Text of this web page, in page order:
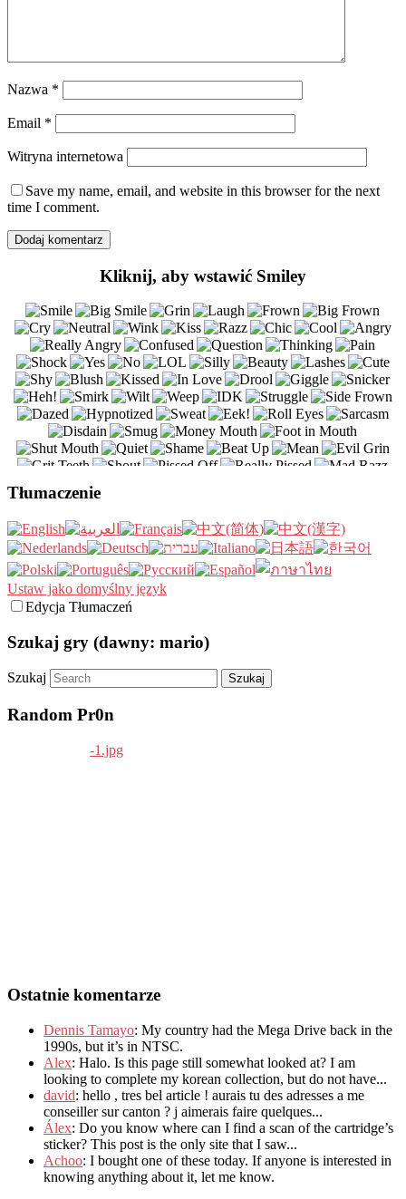
Nazwa *
Email *
Witryna internetowa
Save my name, email, and website in this browser for the next
time I comment.
Kliknij, aby wstawić Smiley
Tłumaczenie
Ustaw jako domyślny język
Edycja Tłumaczeń
Szukaj gry (dawny: mario)
Szukaj
Random Pr0n
Ostatnie komentarze
Dennis Tamayo: My country had the Mega Drive back in the
1990s, but it’s in NTSC.
Alex: Halo. Is this page still somewhat looked at? I am
looking to complete my korean collection, but do not have...
david: hello , tres bel article ! aurais tu des adresses a me
conseiller sur canton ? j aimerais faire quelques...
Álex: Do you know where can I find a scan of the cartridge’s
sticker? This post is the only site that I saw...
Achoo: I bought one of these today. If anyone is interested in
knowing anything about it, let me know.